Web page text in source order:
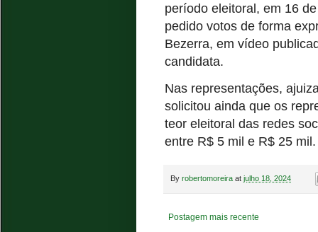
período eleitoral, em 16
pedido votos de forma
Bezerra, em vídeo
candidata.
Nas representações,
solicitou ainda que os
teor eleitoral das redes
entre R$ 5 mil e R$ 25 mil.
By robertomoreira at julho 18, 2024
Postagem mais recente